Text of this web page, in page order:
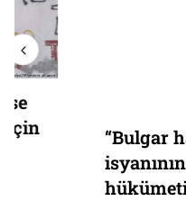
“Bulgar halkının
isyanının
hükümetinde